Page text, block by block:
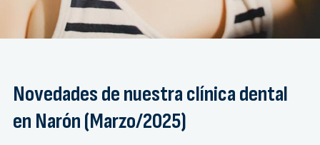
Novedades de nuestra clínica dental
en Narón (Marzo/2025)